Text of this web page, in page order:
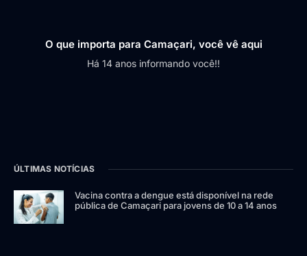
O que importa para Camaçari, você vê aqui
Há 14 anos informando você!!
ÚLTIMAS NOTÍCIAS
Vacina contra a dengue está disponível na rede
pública de Camaçari para jovens de 10 a 14 anos